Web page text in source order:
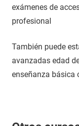
exámenes de
profesional
También puede
avanzadas edad
enseñanza básica